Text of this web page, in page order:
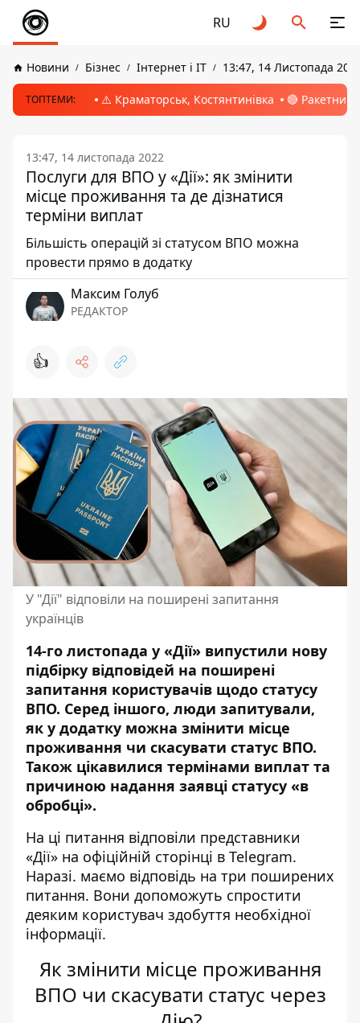
RU
Новини Бізнес Інтернет і ІТ 13:47, 14 Листопада
ТОПТЕМИ: ⚠️ Краматорськ, Костянтинівка 🔴 Ракетний
13:47, 14 листопада 2022
Послуги для ВПО у «Дії»: як змінити
місце проживання та де дізнатися
терміни виплат
Більшість операцій зі статусом ВПО можна
провести прямо в додатку
Максим Голуб
РЕДАКТОР
👍
У "Дії" відповіли на поширені запитання
українців
14-го листопада у «Дії» випустили нову
підбірку відповідей на поширені
запитання користувачів щодо статусу
ВПО. Серед іншого, люди запитували,
як у додатку можна змінити місце
проживання чи скасувати статус ВПО.
Також цікавилися термінами виплат та
причиною надання заявці статусу «в
обробці».
На ці питання відповіли представники
«Дії» на офіційній сторінці в Telegram.
Наразі. маємо відповідь на три поширених
питання. Вони допоможуть спростити
деяким користувач здобуття необхідної
інформації.
Як змінити місце проживання
ВПО чи скасувати статус через